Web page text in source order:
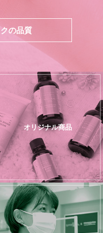
の品質
オリジナル商品